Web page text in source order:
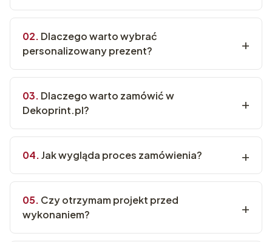
Dlaczego warto wybrać
personalizowany prezent?
Dlaczego warto zamówić w
Dekoprint.pl?
Jak wygląda proces zamówienia?
Czy otrzymam projekt przed
wykonaniem?